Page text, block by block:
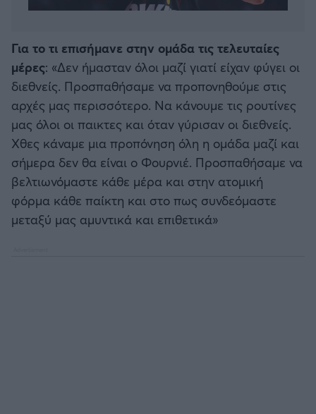
Για το τι επισήμανε στην ομάδα τις τελευταίες
μέρες: «Δεν ήμασταν όλοι μαζί γιατί είχαν φύγει οι
διεθνείς. Προσπαθήσαμε να προπονηθούμε στις
αρχές μας περισσότερο. Να κάνουμε τις ρουτίνες
μας όλοι οι παικτες και όταν γύρισαν οι διεθνείς.
Χθες κάναμε μια προπόνηση όλη η ομάδα μαζί και
σήμερα δεν θα είναι ο Φουρνιέ. Προσπαθήσαμε να
βελτιωνόμαστε κάθε μέρα και στην ατομική
φόρμα κάθε παίκτη και στο πως συνδεόμαστε
μεταξύ μας αμυντικά και επιθετικά»